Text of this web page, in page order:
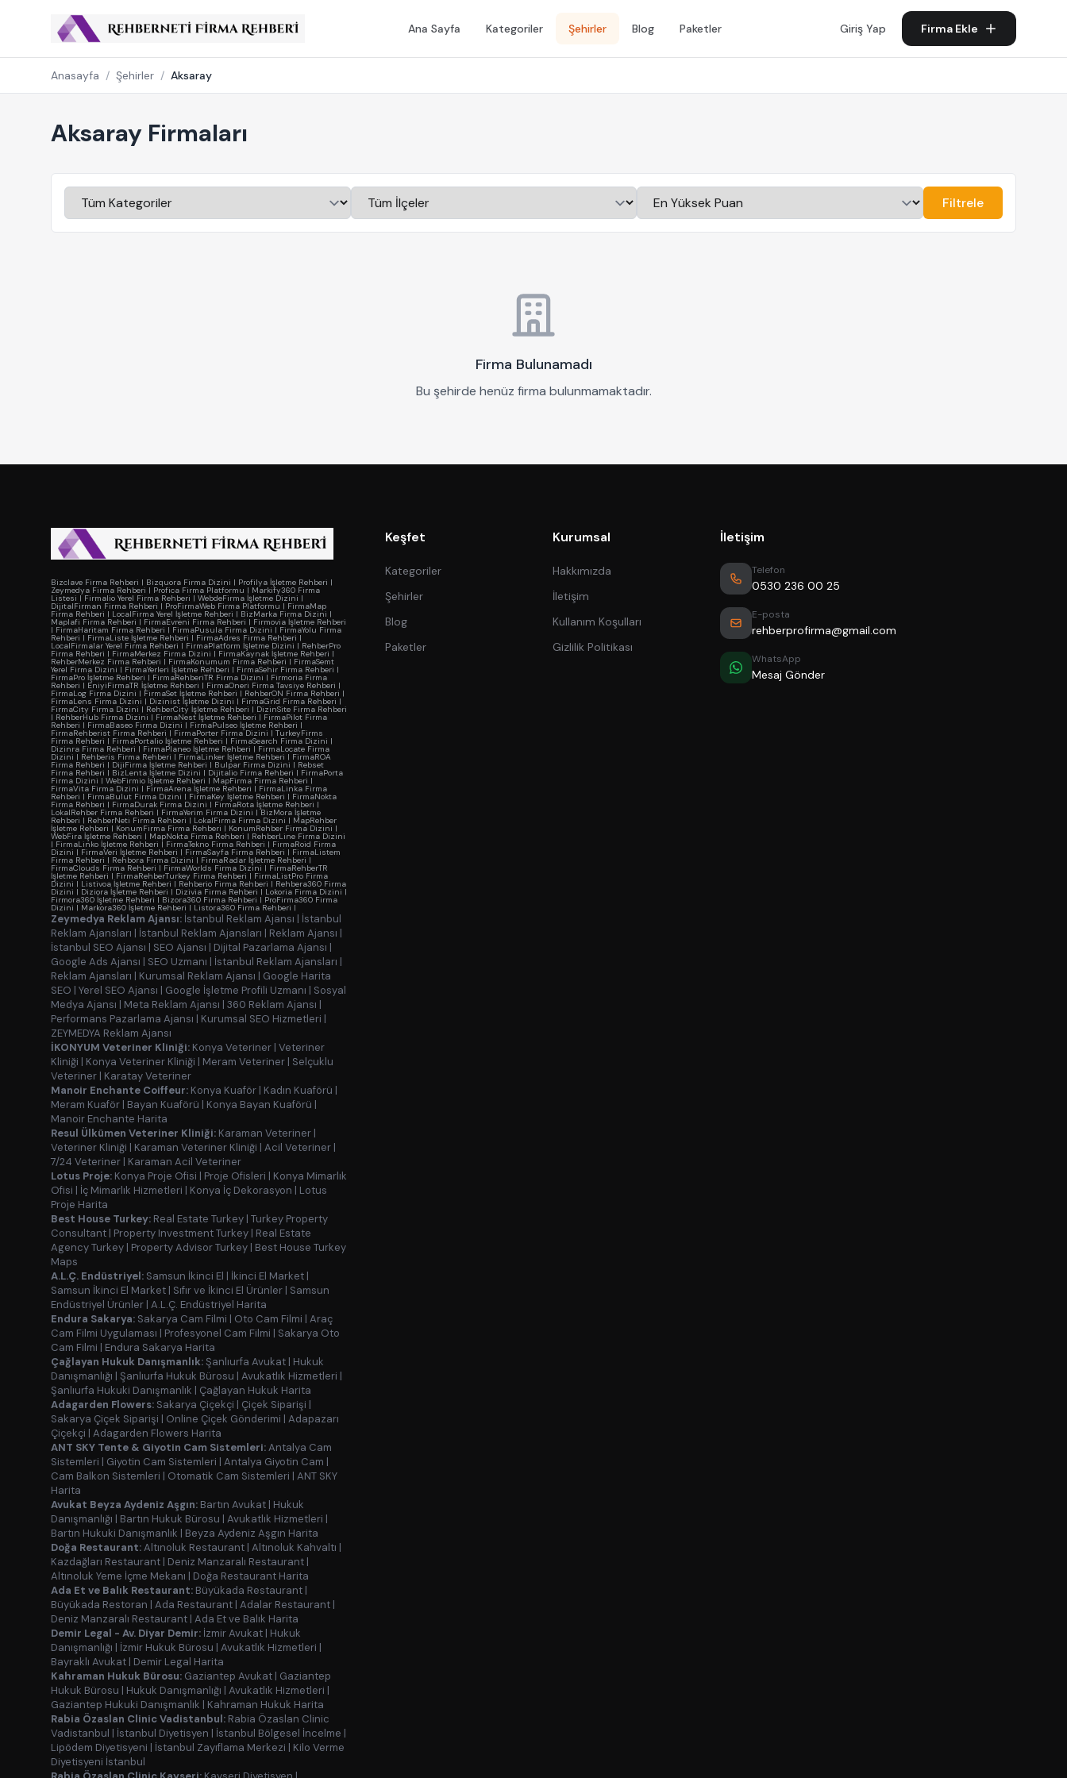
Ana Sayfa Kategoriler Şehirler Blog Paketler Giriş Yap Firma Ekle
Anasayfa / Şehirler / Aksaray
Aksaray Firmaları
Filtrele
Firma Bulunamadı
Bu şehirde henüz firma bulunmamaktadır.
Bizclave Firma Rehberi | Bizquora Firma Dizini | Profilya İşletme Rehberi |
Zeymedya Firma Rehberi | Profica Firma Platformu | Markify360 Firma
Listesi | Firmalio Yerel Firma Rehberi | WebdeFirma İşletme Dizini |
DijitalFirman Firma Rehberi | ProFirmaWeb Firma Platformu | FirmaMap
Firma Rehberi | LocalFirma Yerel İşletme Rehberi | BizMarka Firma Dizini |
Maplafi Firma Rehberi | FirmaEvreni Firma Rehberi | Firmovia İşletme Rehberi
| FirmaHaritam Firma Rehberi | FirmaPusula Firma Dizini | FirmaYolu Firma
Rehberi | FirmaListe İşletme Rehberi | FirmaAdres Firma Rehberi |
LocalFirmalar Yerel Firma Rehberi | FirmaPlatform İşletme Dizini | RehberPro
Firma Rehberi | FirmaMerkez Firma Dizini | FirmaKaynak İşletme Rehberi |
RehberMerkez Firma Rehberi | FirmaKonumum Firma Rehberi | FirmaSemt
Yerel Firma Dizini | FirmaYerleri İşletme Rehberi | FirmaSehir Firma Rehberi |
FirmaPro İşletme Rehberi | FirmaRehberiTR Firma Dizini | Firmoria Firma
Rehberi | EniyiFirmaTR İşletme Rehberi | FirmaOneri Firma Tavsiye Rehberi |
FirmaLog Firma Dizini | FirmaSet İşletme Rehberi | RehberON Firma Rehberi |
FirmaLens Firma Dizini | Dizinist İşletme Dizini | FirmaGrid Firma Rehberi |
FirmaCity Firma Dizini | RehberCity İşletme Rehberi | DizinSite Firma Rehberi
| RehberHub Firma Dizini | FirmaNest İşletme Rehberi | FirmaPilot Firma
Rehberi | FirmaBaseo Firma Dizini | FirmaPulseo İşletme Rehberi |
FirmaRehberist Firma Rehberi | FirmaPorter Firma Dizini | TurkeyFirms
Firma Rehberi | FirmaPortalio İşletme Rehberi | FirmaSearch Firma Dizini |
Dizinra Firma Rehberi | FirmaPlaneo İşletme Rehberi | FirmaLocate Firma
Dizini | Rehberis Firma Rehberi | FirmaLinker İşletme Rehberi | FirmaROA
Firma Rehberi | DijiFirma İşletme Rehberi | Bulpar Firma Dizini | Rebset
Firma Rehberi | BizLenta İşletme Dizini | Dijitalio Firma Rehberi | FirmaPorta
Firma Dizini | WebFirmio İşletme Rehberi | MapFirma Firma Rehberi |
FirmaVita Firma Dizini | FirmaArena İşletme Rehberi | FirmaLinka Firma
Rehberi | FirmaBulut Firma Dizini | FirmaKey İşletme Rehberi | FirmaNokta
Firma Rehberi | FirmaDurak Firma Dizini | FirmaRota İşletme Rehberi |
LokalRehber Firma Rehberi | FirmaYerim Firma Dizini |BizMora İşletme
Rehberi | RehberNeti Firma Rehberi | LokalFirma Firma Dizini | MapRehber
İşletme Rehberi | KonumFirma Firma Rehberi | KonumRehber Firma Dizini |
WebFira İşletme Rehberi | MapNokta Firma Rehberi | RehberLine Firma Dizini
| FirmaLinko İşletme Rehberi | FirmaTekno Firma Rehberi | FirmaRoid Firma
Dizini | FirmaVeri İşletme Rehberi | FirmaSayfa Firma Rehberi | FirmaListem
Firma Rehberi | Rehbora Firma Dizini | FirmaRadar İşletme Rehberi |
FirmaClouds Firma Rehberi | FirmaWorlds Firma Dizini | FirmaRehberTR
İşletme Rehberi | FirmaRehberTurkey Firma Rehberi | FirmaListPro Firma
Dizini | Listivoa İşletme Rehberi | Rehberio Firma Rehberi | Rehbera360 Firma
Dizini | Diziora İşletme Rehberi | Dizivia Firma Rehberi | Lokoria Firma Dizini |
Firmora360 İşletme Rehberi | Bizora360 Firma Rehberi | ProFirma360 Firma
Dizini | Markora360 İşletme Rehberi | Listora360 Firma Rehberi |
Zeymedya Reklam Ajansı: İstanbul Reklam Ajansı | İstanbul
Reklam Ajansları | İstanbul Reklam Ajansları | Reklam Ajansı |
İstanbul SEO Ajansı | SEO Ajansı | Dijital Pazarlama Ajansı |
Google Ads Ajansı | SEO Uzmanı | İstanbul Reklam Ajansları |
Reklam Ajansları | Kurumsal Reklam Ajansı | Google Harita
SEO | Yerel SEO Ajansı | Google İşletme Profili Uzmanı | Sosyal
Medya Ajansı | Meta Reklam Ajansı | 360 Reklam Ajansı |
Performans Pazarlama Ajansı | Kurumsal SEO Hizmetleri |
ZEYMEDYA Reklam Ajansı
İKONYUM Veteriner Kliniği: Konya Veteriner | Veteriner
Kliniği | Konya Veteriner Kliniği | Meram Veteriner | Selçuklu
Veteriner | Karatay Veteriner
Manoir Enchante Coiffeur: Konya Kuaför | Kadın Kuaförü |
Meram Kuaför | Bayan Kuaförü | Konya Bayan Kuaförü |
Manoir Enchante Harita
Resul Ülkümen Veteriner Kliniği: Karaman Veteriner |
Veteriner Kliniği | Karaman Veteriner Kliniği | Acil Veteriner |
7/24 Veteriner | Karaman Acil Veteriner
Lotus Proje: Konya Proje Ofisi | Proje Ofisleri | Konya Mimarlık
Ofisi | İç Mimarlık Hizmetleri | Konya İç Dekorasyon | Lotus
Proje Harita
Best House Turkey: Real Estate Turkey | Turkey Property
Consultant | Property Investment Turkey | Real Estate
Agency Turkey | Property Advisor Turkey | Best House Turkey
Maps
A.L.Ç. Endüstriyel: Samsun İkinci El | İkinci El Market |
Samsun İkinci El Market | Sıfır ve İkinci El Ürünler | Samsun
Endüstriyel Ürünler | A.L.Ç. Endüstriyel Harita
Endura Sakarya: Sakarya Cam Filmi | Oto Cam Filmi | Araç
Cam Filmi Uygulaması | Profesyonel Cam Filmi | Sakarya Oto
Cam Filmi | Endura Sakarya Harita
Çağlayan Hukuk Danışmanlık:Şanlıurfa Avukat | Hukuk
Danışmanlığı | Şanlıurfa Hukuk Bürosu | Avukatlık Hizmetleri |
Şanlıurfa Hukuki Danışmanlık | Çağlayan Hukuk Harita
Adagarden Flowers: Sakarya Çiçekçi | Çiçek Siparişi |
Sakarya Çiçek Siparişi | Online Çiçek Gönderimi | Adapazarı
Çiçekçi | Adagarden Flowers Harita
ANT SKY Tente & Giyotin Cam Sistemleri:Antalya Cam
Sistemleri | Giyotin Cam Sistemleri | Antalya Giyotin Cam |
Cam Balkon Sistemleri | Otomatik Cam Sistemleri | ANT SKY
Harita
Avukat Beyza Aydeniz Aşgın: Bartın Avukat | Hukuk
Danışmanlığı | Bartın Hukuk Bürosu | Avukatlık Hizmetleri |
Bartın Hukuki Danışmanlık | Beyza Aydeniz Aşgın Harita
Doğa Restaurant:Altınoluk Restaurant | Altınoluk Kahvaltı |
Kazdağları Restaurant | Deniz Manzaralı Restaurant |
Altınoluk Yeme İçme Mekanı | Doğa Restaurant Harita
Ada Et ve Balık Restaurant: Büyükada Restaurant |
Büyükada Restoran | Ada Restaurant | Adalar Restaurant |
Deniz Manzaralı Restaurant | Ada Et ve Balık Harita
Demir Legal - Av. Diyar Demir: İzmir Avukat | Hukuk
Danışmanlığı | İzmir Hukuk Bürosu | Avukatlık Hizmetleri |
Bayraklı Avukat | Demir Legal Harita
Kahraman Hukuk Bürosu: Gaziantep Avukat | Gaziantep
Hukuk Bürosu | Hukuk Danışmanlığı | Avukatlık Hizmetleri |
Gaziantep Hukuki Danışmanlık | Kahraman Hukuk Harita
Rabia Özaslan Clinic Vadistanbul: Rabia Özaslan Clinic
Vadistanbul | İstanbul Diyetisyen | İstanbul Bölgesel İncelme |
Lipödem Diyetisyeni | İstanbul Zayıflama Merkezi | Kilo Verme
Diyetisyeni İstanbul
Keşfet
Kategoriler
Şehirler
Blog
Paketler
Kurumsal
Hakkımızda
İletişim
Kullanım Koşulları
Gizlilik Politikası
İletişim
Telefon
0530 236 00 25
E-posta
rehberprofirma@gmail.com
WhatsApp
Mesaj Gönder